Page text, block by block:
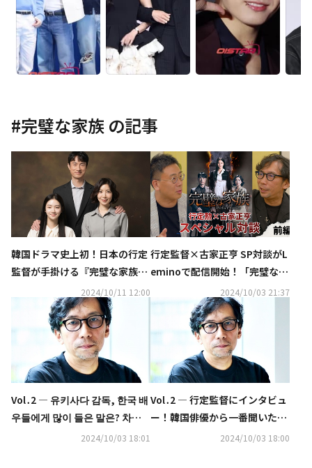
#完璧な家族 の記事
韓国ドラマ史上初！日本の行定
監督が手掛ける『完璧な家族』
キム・ヨンデをはじめ今をとき
めく若手スター豪華共演作の見
どころとは
2024/10/11 12:00
行定監督×古家正亨 SP対談がL
eminoで配信開始！「完璧な家
族」撮影裏側を赤裸々に語る！
メイキング映像も続々と配信中
2024/10/03 21:37
Vol․2 ― 유키사다 감독, 한국 배
우들에게 많이 들은 말은? 차기
작도 검토중 "김지원과 함께 하
2024/10/03 18:01
Vol․2 ― 行定監督にインタビュ
ー！韓国俳優から一番聞いた言
葉とは？次回に意欲も「キム・
2024/10/03 18:00